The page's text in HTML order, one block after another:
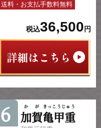
送料・お支払手数料無料
税込36,500 円
6 加賀
かが
亀甲重
きっこうじゅう